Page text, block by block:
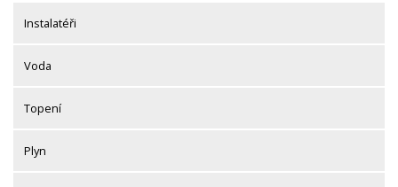
Instalatéři
Voda
Topení
Plyn